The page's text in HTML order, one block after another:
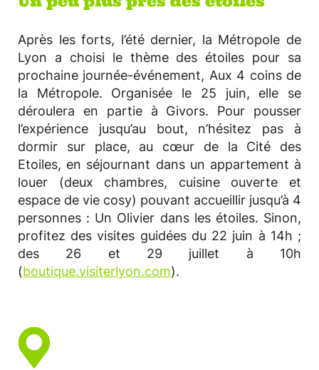
Après les forts, l’été dernier, la Métropole de
Lyon a choisi le thème des étoiles pour sa
prochaine journée-événement, Aux 4 coins de
la Métropole. Organisée le 25 juin, elle se
déroulera en partie à Givors. Pour pousser
l’expérience jusqu’au bout, n’hésitez pas à
dormir sur place, au cœur de la Cité des
Etoiles, en séjournant dans un appartement à
louer (deux chambres, cuisine ouverte et
espace de vie cosy) pouvant accueillir jusqu’à 4
personnes : Un Olivier dans les étoiles. Sinon,
profitez des visites guidées du 22 juin à 14h ;
des 26 et 29 juillet à 10h
(boutique.visiterlyon.com).